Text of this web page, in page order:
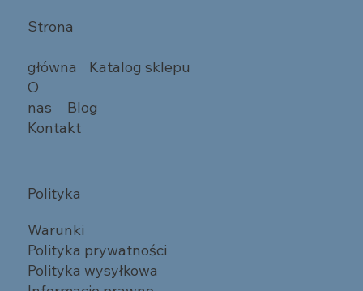
Strona
główna
Katalog sklepu
O
nas
Blog
Kontakt
Polityka
Warunki
Polityka prywatności
Polityka wysyłkowa